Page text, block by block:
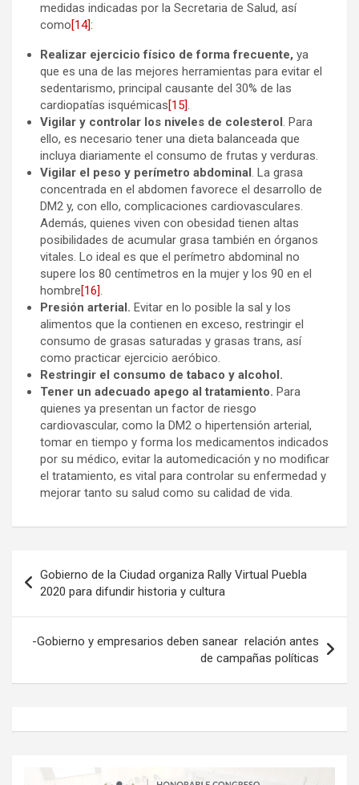
medidas indicadas por la Secretaria de Salud, así
como[14]:
Realizar ejercicio físico de forma frecuente, ya
que es una de las mejores herramientas para evitar el
sedentarismo, principal causante del 30% de las
cardiopatías isquémicas[15].
Vigilar y controlar los niveles de colesterol. Para
ello, es necesario tener una dieta balanceada que
incluya diariamente el consumo de frutas y verduras.
Vigilar el peso y perímetro abdominal. La grasa
concentrada en el abdomen favorece el desarrollo de
DM2 y, con ello, complicaciones cardiovasculares.
Además, quienes viven con obesidad tienen altas
posibilidades de acumular grasa también en órganos
vitales. Lo ideal es que el perímetro abdominal no
supere los 80 centímetros en la mujer y los 90 en el
hombre[16].
Presión arterial. Evitar en lo posible la sal y los
alimentos que la contienen en exceso, restringir el
consumo de grasas saturadas y grasas trans, así
como practicar ejercicio aeróbico.
Restringir el consumo de tabaco y alcohol.
Tener un adecuado apego al tratamiento. Para
quienes ya presentan un factor de riesgo
cardiovascular, como la DM2 o hipertensión arterial,
tomar en tiempo y forma los medicamentos indicados
por su médico, evitar la automedicación y no modificar
el tratamiento, es vital para controlar su enfermedad y
mejorar tanto su salud como su calidad de vida.
de
entradas
Gobierno de la Ciudad organiza Rally Virtual Puebla
2020 para difundir historia y cultura
-Gobierno y empresarios deben sanear relación antes
de campañas políticas